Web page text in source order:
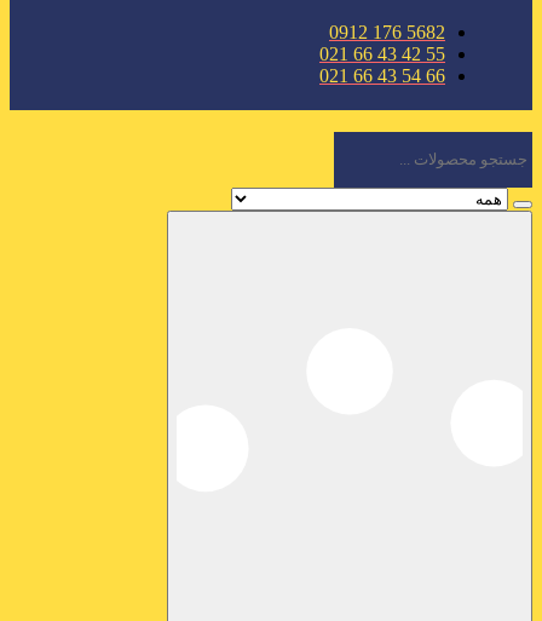
5682 176 0912
55 42 43 66 021
66 54 43 66 021